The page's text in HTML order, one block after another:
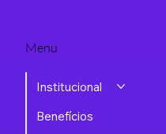
Menu
Institucional
Benefícios